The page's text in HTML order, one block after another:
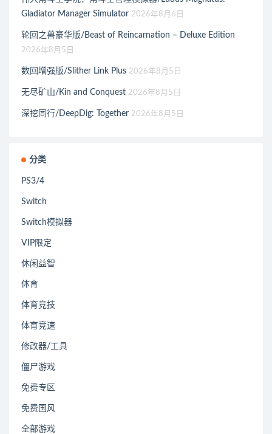
Gladiator Manager Simulator 2026年8月6日
轮回之兽豪华版/Beast of Reincarnation – Deluxe Edition
2026年8月5日
数回增强版/Slither Link Plus 2026年8月5日
无尽矿山/Kin and Conquest 2026年8月5日
深挖同行/DeepDig: Together 2026年8月5日
分类
PS3/4
Switch
Switch模拟器
VIP限定
休闲益智
体育
体育竞技
体育竞速
修改器/工具
僵尸游戏
免费专区
免费国风
全部游戏